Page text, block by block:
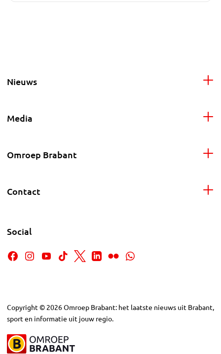
Nieuws
Media
Omroep Brabant
Contact
Social
Copyright © 2026Omroep Brabant: het laatste nieuws uit Brabant,
sport en informatie uit jouw regio.